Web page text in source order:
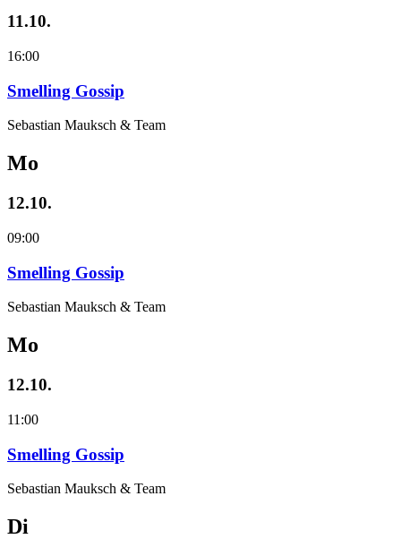
11.10.
16:00
Smelling Gossip
Sebastian Mauksch & Team
Mo
12.10.
09:00
Smelling Gossip
Sebastian Mauksch & Team
Mo
12.10.
11:00
Smelling Gossip
Sebastian Mauksch & Team
Di